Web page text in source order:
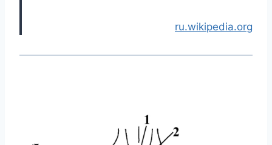
ru.wikipedia.org